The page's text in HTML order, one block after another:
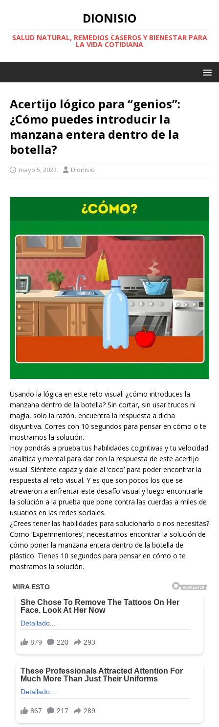
DIONISIO
SALUD NATURAL, REMEDIOS CASEROS Y BIENESTAR PARA
LA VIDA COTIDIANA
Acertijo lógico para “genios”:
¿Cómo puedes introducir la
manzana entera dentro de la
botella?
mayo 5, 2022 Dionisio
Usando la lógica en este reto visual: ¿cómo introduces la
manzana dentro de la botella? Sin cortar, sin usar trucos ni
magia, solo la razón, encuentra la respuesta a dicha
disyuntiva. Corres con 10 segundos para pensar en cómo o te
mostramos la solución.
Hoy pondrás a prueba tus habilidades cognitivas y tu velocidad
analítica y mental para dar con la respuesta de este acertijo
visual. Siéntete capaz y dale al ‘coco’ para poder encontrar la
respuesta al reto visual. Y es que son pocos los que se
atrevieron a enfrentar este desafío visual y luego encontrarle
la solución a la prueba que pone contra las cuerdas a miles de
usuarios en las redes sociales.
¿Crees tener las habilidades para solucionarlo o nos necesitas?
Como ‘Experimentores’, necesitamos encontrar la solución de
cómo poner la manzana entera dentro de la botella de
plástico. Tienes 10 segundos para pensar en cómo o te
mostramos la solución.